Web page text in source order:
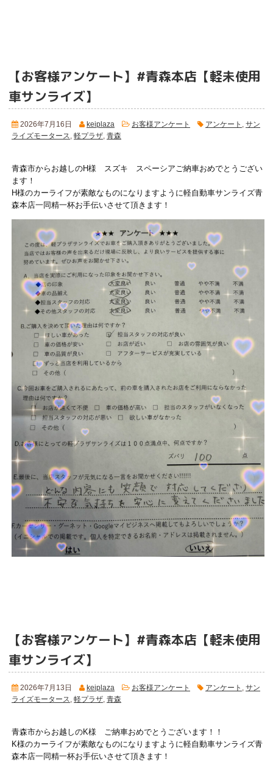
【お客様アンケート】#青森本店【軽未使用
車サンライズ】
2026年7月16日 keiplaza お客様アンケート アンケート
サン
ライズモータース
軽プラザ 青森
青森市からお越しのH様 スズキ スペーシアご納車おめでとうござい
ます！
H様のカーライフが素敵なものになりますように軽自動車サンライズ青
森本店一同精一杯お手伝いさせて頂きます！
【お客様アンケート】#青森本店【軽未使用
車サンライズ】
2026年7月13日 keiplaza お客様アンケート アンケート
サン
ライズモータース
軽プラザ 青森
青森市からお越しのK様 ご納車おめでとうございます！！
K様のカーライフが素敵なものになりますように軽自動車サンライズ青
森本店一同精一杯お手伝いさせて頂きます！